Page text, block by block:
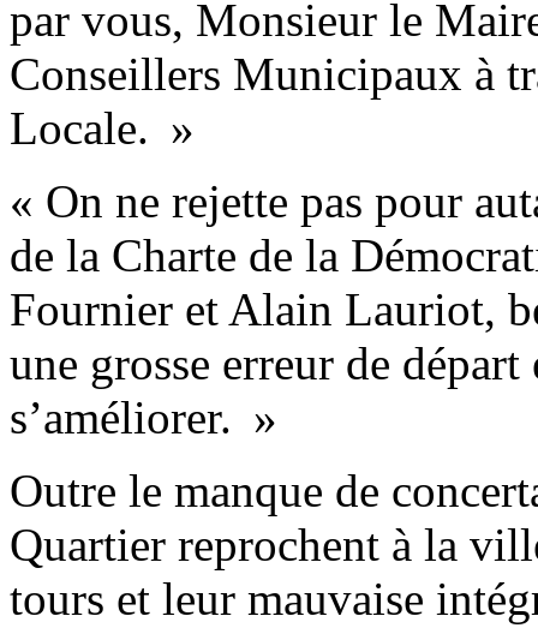
par vous, Monsieur le
Conseillers Municipaux à
Locale. »
« On ne rejette pas pour
de la Charte de la
Fournier et Alain Lauriot,
une grosse erreur de départ
s’améliorer. »
Outre le manque de
Quartier reprochent à la
tours et leur mauvaise